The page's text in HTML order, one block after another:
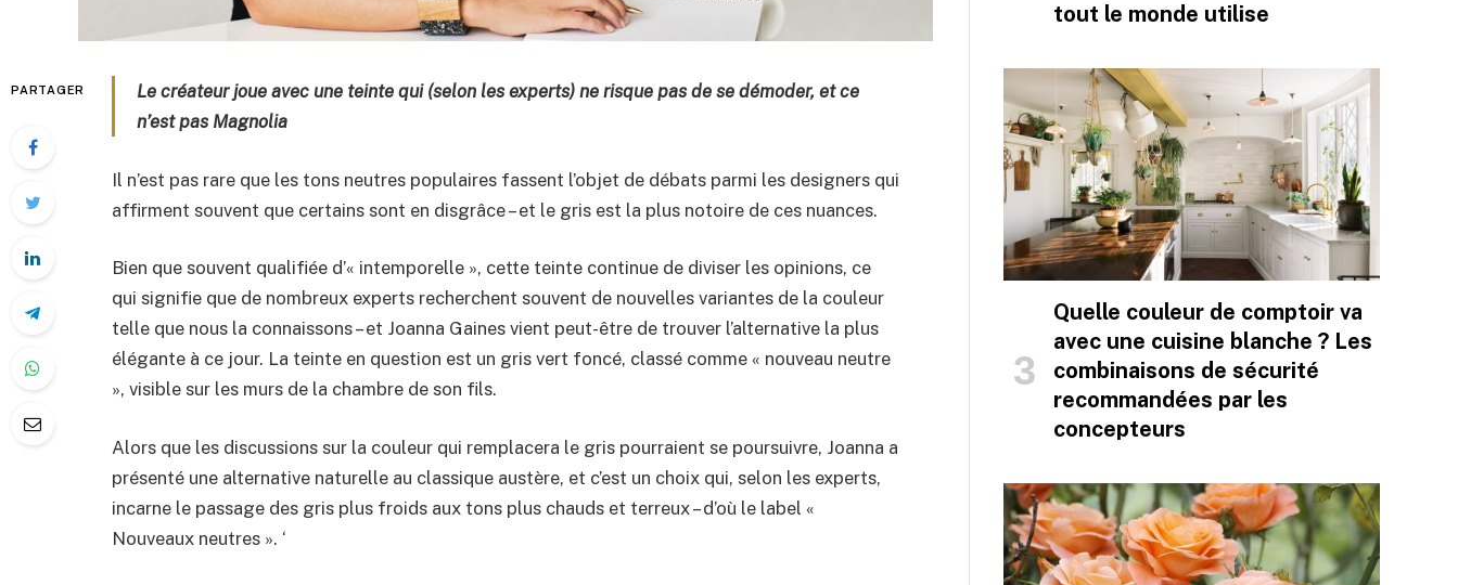
PARTAGER
Le créateur joue avec une teinte qui (selon les experts) ne risque pas de se démoder, et ce
n’est pas Magnolia
Il n’est pas rare que les tons neutres populaires fassent l’objet de débats parmi les designers qui
affirment souvent que certains sont en disgrâce – et le gris est la plus notoire de ces nuances.
Bien que souvent qualifiée d’« intemporelle », cette teinte continue de diviser les opinions, ce
qui signifie que de nombreux experts recherchent souvent de nouvelles variantes de la couleur
telle que nous la connaissons – et Joanna Gaines vient peut-être de trouver l’alternative la plus
élégante à ce jour. La teinte en question est un gris vert foncé, classé comme « nouveau neutre
», visible sur les murs de la chambre de son fils.
Alors que les discussions sur la couleur qui remplacera le gris pourraient se poursuivre, Joanna a
présenté une alternative naturelle au classique austère, et c’est un choix qui, selon les experts,
incarne le passage des gris plus froids aux tons plus chauds et terreux – d’où le label «
Nouveaux neutres ». ‘
tout le monde utilise
Quelle couleur de comptoir va
avec une cuisine blanche ? Les
combinaisons de sécurité
recommandées par les
concepteurs